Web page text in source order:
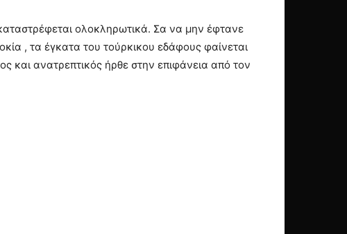
ολοκληρωτικά. Σα να μην έφτανε
, τα έγκατα του τούρκικου εδάφους φαίνεται
και ανατρεπτικός ήρθε στην επιφάνεια από τον